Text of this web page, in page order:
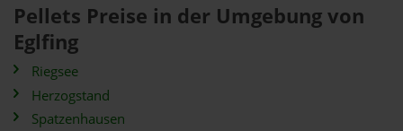
Pellets Preise in der Umgebung von
Eglfing
Riegsee
Herzogstand
Spatzenhausen